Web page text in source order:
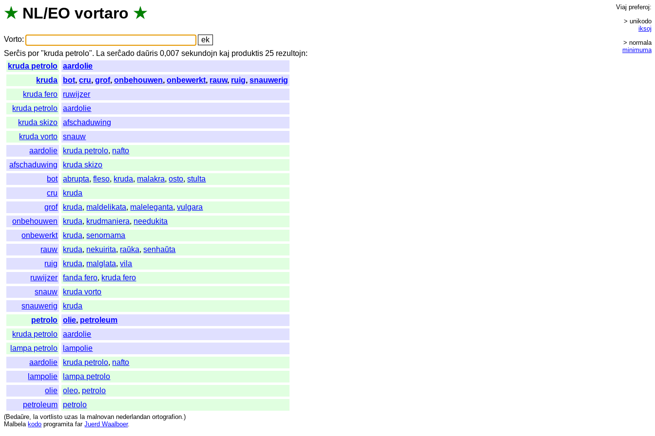
★ NL/EO vortaro ★
Vorto:
Serĉis por "kruda petrolo". La serĉado daŭris 0,007sekundojn kaj produktis 25 rezultojn:
kruda petrolo
aardolie
kruda
bot,cru,grof,onbehouwen,onbewerkt, rauw, ruig,snauwerig
kruda fero
ruwijzer
kruda petrolo
aardolie
kruda skizo
afschaduwing
kruda vorto
snauw
aardolie
kruda petrolo, nafto
afschaduwing
kruda skizo
bot
abrupta,fleso, kruda, malakra,osto,stulta
cru
kruda
grof
kruda, maldelikata, maleleganta,vulgara
onbehouwen
kruda, krudmaniera, needukita
onbewerkt
kruda,senornama
rauw
kruda, nekuirita, raŭka,senhaŭta
ruig
kruda, malglata,vila
ruwijzer
fanda fero, kruda fero
snauw
kruda vorto
snauwerig
kruda
petrolo
olie, petroleum
kruda petrolo
aardolie
lampa petrolo
lampolie
aardolie
kruda petrolo, nafto
lampolie
lampa petrolo
olie
oleo, petrolo
petroleum
petrolo
Viaj preferoj:
> unikodo
iksoj
> normala
minimuma
(Bedaŭre, la vortlisto uzas la malnovan nederlandan ortografion.)
Malbela kodo programita far Juerd Waalboer.